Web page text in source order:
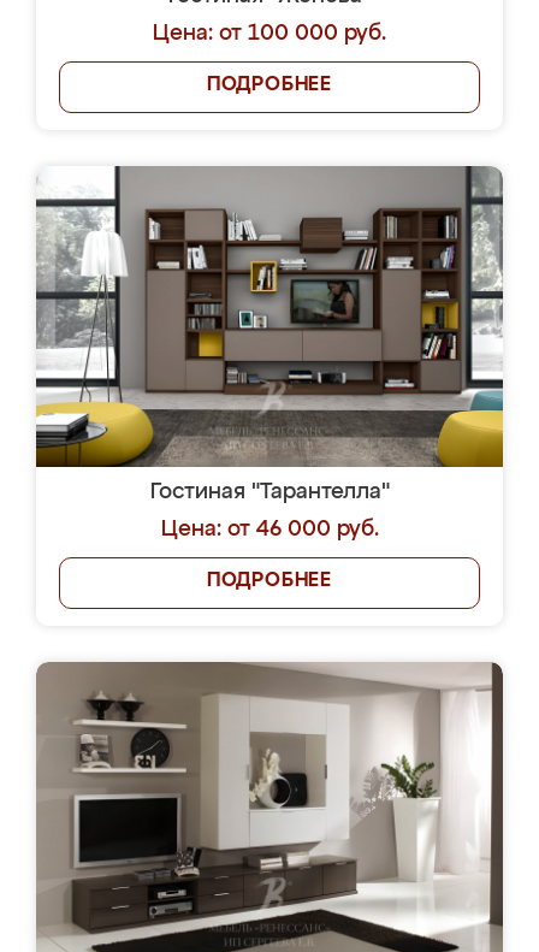
Цена: от 100 000 руб.
ПОДРОБНЕЕ
Гостиная "Тарантелла"
Цена: от 46 000 руб.
ПОДРОБНЕЕ